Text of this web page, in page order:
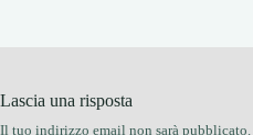
Lascia una risposta
Il tuo indirizzo email non sarà pubblicato.